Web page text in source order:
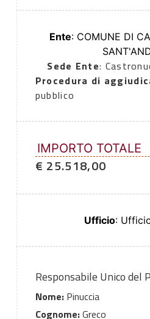
Ente: COMUNE DI
Sede Ente:
Procedura di
pubblico
IMPORTO TOTALE
€ 25.518,00
Ufficio:
Responsabile Unico del
Nome:Pinuccia
Cognome:Greco